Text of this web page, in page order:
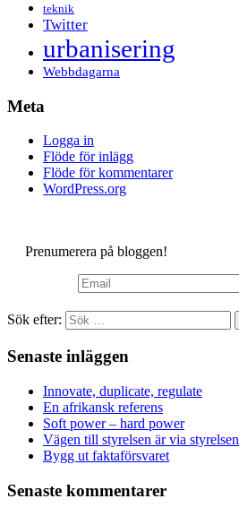
teknik
Twitter
urbanisering
Webbdagarna
Meta
Logga in
Flöde för inlägg
Flöde för kommentarer
WordPress.org
Prenumerera på bloggen!
Sök efter:
Senaste inläggen
Innovate, duplicate, regulate
En afrikansk referens
Soft power – hard power
Vägen till styrelsen är via styrelsen
Bygg ut faktaförsvaret
Senaste kommentarer